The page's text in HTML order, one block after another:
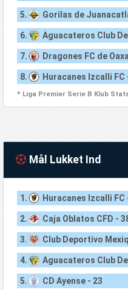
5. Gorilas de
6. Aguacateros Club
7. Dragones FC de
8. Huracanes Izcalli FC
* Liga Premier Serie B Klub
Mål Lukket Ind
1. Huracanes Izcalli FC
2. Caja Oblatos CFD -
3. Club Deportivo
4. Aguacateros Club
5. CD Ayense - 23